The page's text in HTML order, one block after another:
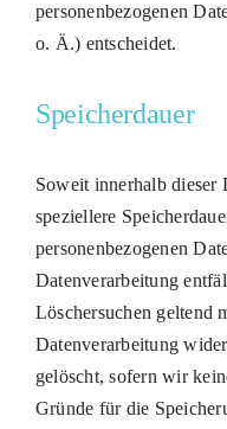
personenbezogenen
o. Ä.) entscheidet.
Speicherdauer
Soweit innerhalb dieser
speziellere
personenbezogenen
Datenverarbeitung
Löschersuchen geltend
Datenverarbeitung
gelöscht, sofern wir
Gründe für die